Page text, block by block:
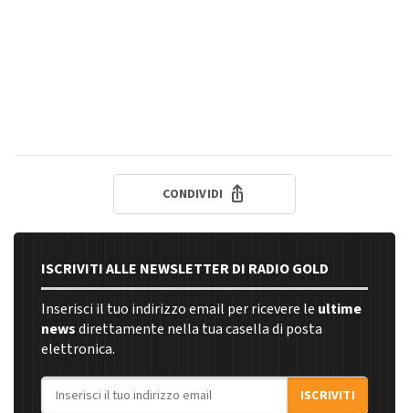
CONDIVIDI
ISCRIVITI ALLE NEWSLETTER DI RADIO GOLD
Inserisci il tuo indirizzo email per ricevere le ultime
newsdirettamente nella tua casella di posta
elettronica.
Indirizzo email
ISCRIVITI